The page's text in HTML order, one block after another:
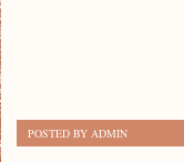
POSTED BY ADMIN